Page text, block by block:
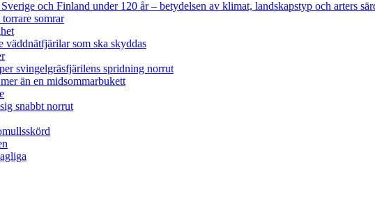
och Finland under 120 år– betydelsen av klimat, landskapstyp och arters
somrar
väddnätfjärilar som ska skyddas
svingelgräsfjärilens spridning norrut
än en midsommarbukett
snabbt norrut